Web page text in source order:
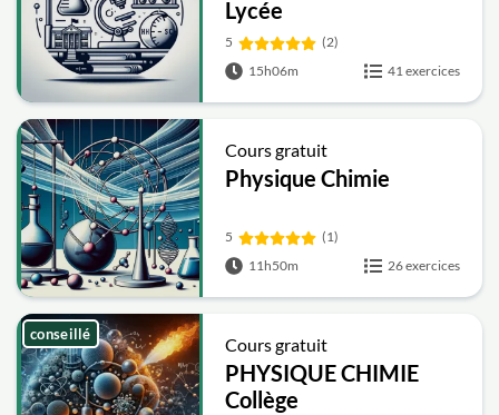
Lycée
5
(2)
15h06m
41 exercices
Cours gratuit
Physique Chimie
5
(1)
11h50m
26 exercices
Cours gratuit
PHYSIQUE CHIMIE
Collège
conseillé